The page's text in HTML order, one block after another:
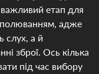
етап для
полюванням, адже
слух, а й
зброї. Ось кілька
під час вибору